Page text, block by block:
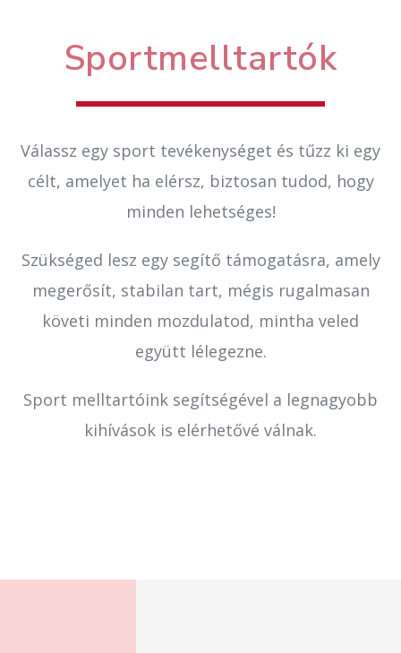
Sportmelltartók
Válassz egy sport tevékenységet és tűzz ki egy
célt, amelyet ha elérsz, biztosan tudod, hogy
minden lehetséges!
Szükséged lesz egy segítő támogatásra, amely
megerősít, stabilan tart, mégis rugalmasan
követi minden mozdulatod, mintha veled
együtt lélegezne.
Sport melltartóink segítségével a legnagyobb
kihívások is elérhetővé válnak.